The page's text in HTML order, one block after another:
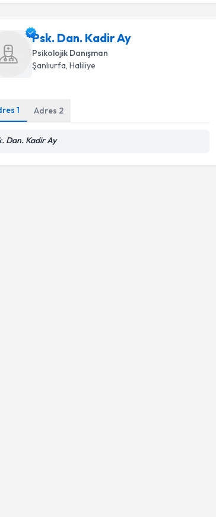
Psk. Dan. Kadir Ay
Psikolojik Danışman
Şanlıurfa, Haliliye
1 Adres 2
Dan. Kadir Ay